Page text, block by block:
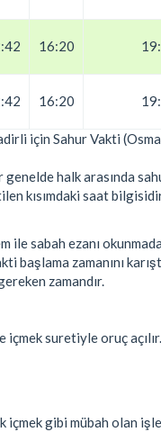
16:20
16:20
için Sahur Vakti
halk arasında
kısımdaki saat
sabah ezanı
zamanını
zamandır.
suretiyle oruç
içmek gibi mübah olan